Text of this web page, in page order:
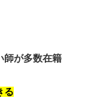
師が多数在籍
る